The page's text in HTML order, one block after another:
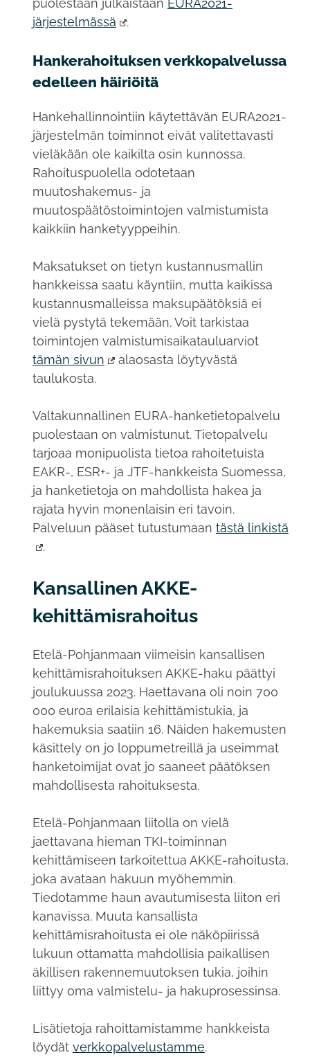
järjestelmässä
.
Hankerahoituksen verkkopalvelussa
edelleen häiriöitä
Hankehallinnointiin käytettävän EURA2021-
järjestelmän toiminnot eivät valitettavasti
vieläkään ole kaikilta osin kunnossa.
Rahoituspuolella odotetaan
muutoshakemus- ja
muutospäätöstoimintojen valmistumista
kaikkiin hanketyyppeihin.
Maksatukset on tietyn kustannusmallin
hankkeissa saatu käyntiin, mutta kaikissa
kustannusmalleissa maksupäätöksiä ei
vielä pystytä tekemään. Voit tarkistaa
toimintojen valmistumisaikatauluarviot
tämän sivun
alaosasta löytyvästä
taulukosta.
Valtakunnallinen EURA-hanketietopalvelu
puolestaan on valmistunut. Tietopalvelu
tarjoaa monipuolista tietoa rahoitetuista
EAKR-, ESR+- ja JTF-hankkeista Suomessa,
ja hanketietoja on mahdollista hakea ja
rajata hyvin monenlaisin eri tavoin.
Palveluun pääset tutustumaan tästä linkistä
.
Kansallinen AKKE-
kehittämisrahoitus
Etelä-Pohjanmaan viimeisin kansallisen
kehittämisrahoituksen AKKE-haku päättyi
joulukuussa 2023. Haettavana oli noin 700
000 euroa erilaisia kehittämistukia, ja
hakemuksia saatiin 16. Näiden hakemusten
käsittely on jo loppumetreillä ja useimmat
hanketoimijat ovat jo saaneet päätöksen
mahdollisesta rahoituksesta.
Etelä-Pohjanmaan liitolla on vielä
jaettavana hieman TKI-toiminnan
kehittämiseen tarkoitettua AKKE-rahoitusta,
joka avataan hakuun myöhemmin.
Tiedotamme haun avautumisesta liiton eri
kanavissa. Muuta kansallista
kehittämisrahoitusta ei ole näköpiirissä
lukuun ottamatta mahdollisia paikallisen
äkillisen rakennemuutoksen tukia, joihin
liittyy oma valmistelu- ja hakuprosessinsa.
Lisätietoja rahoittamistamme hankkeista
löydät verkkopalvelustamme.